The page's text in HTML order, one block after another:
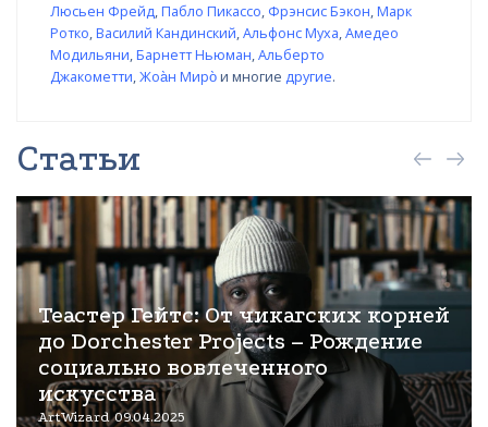
Люсьен Фрейд,Пабло Пикассо, Фрэнсис Бэкон,Марк
Ротко,Василий Кандинский,Альфонс Муха,Амедео
Модильяни,Барнетт Ньюман,Альберто
Джакометти,Жоа̀н Миро̀и многие другие.
Статьи
Теастер Гейтс: От чикагских корней
до Dorchester Projects – Рождение
социально вовлеченного
искусства
ArtWizard 09.04.2025